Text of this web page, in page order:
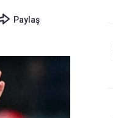
Paylaş